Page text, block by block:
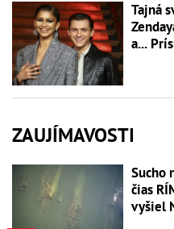
Tajná
a...
ZAUJÍMAVOSTI
Sucho
čias
vyšiel